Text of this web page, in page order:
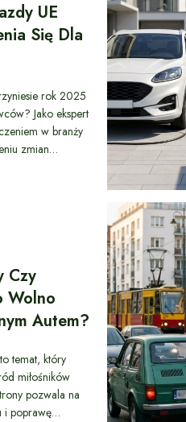
UE
Się Dla
rok 2025
Jako ekspert
w branży
zmian…
Czy
Wolno
Autem?
temat, który
miłośników
pozwala na
i poprawę…